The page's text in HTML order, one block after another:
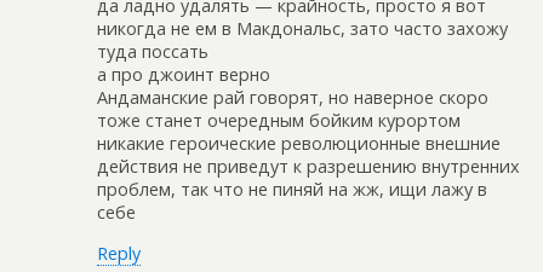
да ладно удалять — крайность, просто я вот
никогда не ем в Макдональс, зато часто захожу
туда поссать
а про джоинт верно
Андаманские рай говорят, но наверное скоро
тоже станет очередным бойким курортом
никакие героические революционные внешние
действия не приведут к разрешению внутренних
проблем, так что не пиняй на жж, ищи лажу в
себе
Reply